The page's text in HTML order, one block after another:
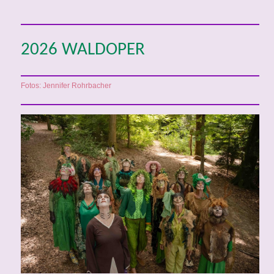
2026 WALDOPER
Fotos: Jennifer Rohrbacher